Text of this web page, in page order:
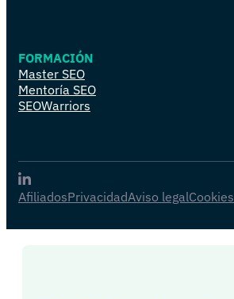
FORMACIÓN
Master SEO
Mentoría SEO
SEOWarriors
AfiliadosPrivacidadAviso legalCookies